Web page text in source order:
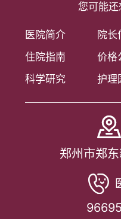
您可能还
医院简介 院长
住院指南
价格
科学研究
护理
郑州市郑